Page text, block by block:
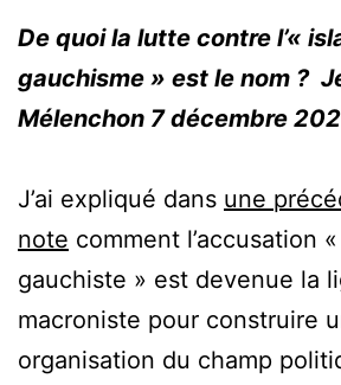
De quoi la lutte contre l’«
gauchisme » est le nom ?
Mélenchon 7 décembre
J’ai expliqué dans une
note comment l’accusation
gauchiste » est devenue la
macroniste pour construire
organisation du champ